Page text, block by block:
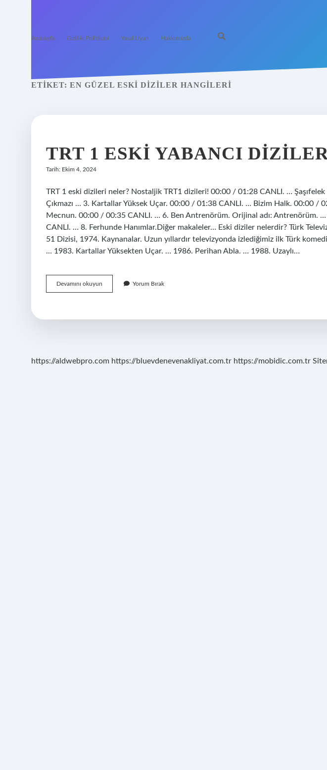
Anasayfa Gizlilik Politikası Yasal Uyarı Hakkımızda
ETIKET: EN GÜZEL ESKI DIZILER HANGILERI
TRT 1 ESKI YABANCI
Tarih: Ekim 4, 2024
TRT 1 eski dizileri neler? Nostaljik TRT1 dizileri! 00:00 / 01:28 CANLI. … Şaşıfelek
Çıkmazı … 3. Kartallar Yüksek Uçar. 00:00 / 01:38 CANLI. … Bizim Halk. 00:00 /
Mecnun. 00:00 / 00:35 CANLI. … 6. Ben Antrenörüm. Orijinal adı: Antrenörüm. …
CANLI. … 8. Ferhunde Hanımlar.Diğer makaleler… Eski diziler nelerdir? Türk
51 Dizisi, 1974. Kaynanalar. Uzun yıllardır televizyonda izlediğimiz ilk Türk
… 1983. Kartallar Yüksekten Uçar. … 1986. Perihan Abla. … 1988. Uzaylı…
Devamını okuyun
1
Dizileri
Yorum Bırak
https://aldwebpro.com https://bluevdenevenakliyat.com.tr https://mobidic.com.tr